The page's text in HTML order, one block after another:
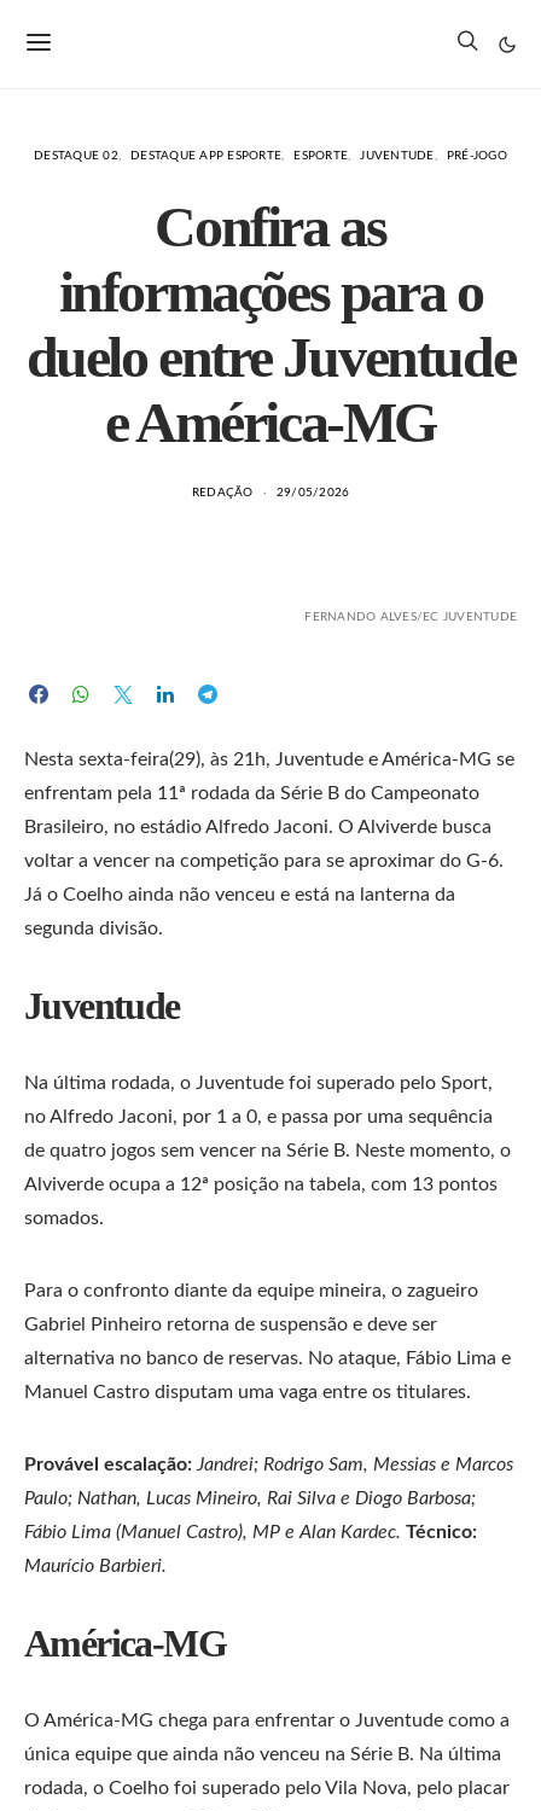
DESTAQUE 02 DESTAQUE APP ESPORTE ESPORTE JUVENTUDE PRÉ-JOGO
Confira as
informações para o
duelo entre Juventude
e América-MG
REDAÇÃO 29/05/2026
FERNANDO ALVES/EC JUVENTUDE
Nesta sexta-feira(29), às 21h, Juventude e América-MG se
enfrentam pela 11ª rodada da Série B do Campeonato
Brasileiro, no estádio Alfredo Jaconi. O Alviverde busca
voltar a vencer na competição para se aproximar do G-6.
Já o Coelho ainda não venceu e está na lanterna da
segunda divisão.
Juventude
Na última rodada, o Juventude foi superado pelo Sport,
no Alfredo Jaconi, por 1 a 0, e passa por uma sequência
de quatro jogos sem vencer na Série B. Neste momento, o
Alviverde ocupa a 12ª posição na tabela, com 13 pontos
somados.
Para o confronto diante da equipe mineira, o zagueiro
Gabriel Pinheiro retorna de suspensão e deve ser
alternativa no banco de reservas. No ataque, Fábio Lima e
Manuel Castro disputam uma vaga entre os titulares.
Provável escalação: Jandrei; Rodrigo Sam, Messias e Marcos
Paulo; Nathan, Lucas Mineiro, Rai Silva e Diogo Barbosa;
Fábio Lima (Manuel Castro), MP e Alan Kardec. Técnico:
Maurício Barbieri.
América-MG
O América-MG chega para enfrentar o Juventude como a
única equipe que ainda não venceu na Série B. Na última
rodada, o Coelho foi superado pelo Vila Nova, pelo placar